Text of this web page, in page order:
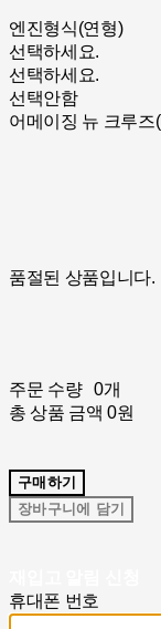
엔진형식(연형)
선택하세요.
선택하세요.
선택안함
어메이징 뉴 크루즈
품절된 상품입니다.
주문 수량
0개
총 상품 금액 0원
구매하기
장바구니에 담기
휴대폰 번호